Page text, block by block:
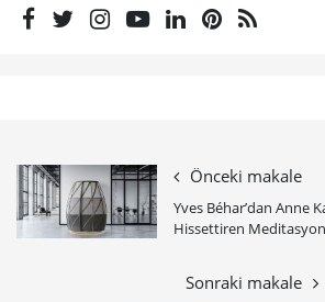
Önceki makale
Yves Béhar’dan Anne
Hissettiren
Sonraki makale